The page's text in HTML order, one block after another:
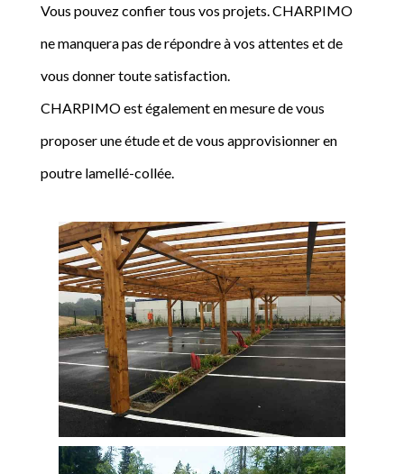
Vous pouvez confier tous vos projets. CHARPIMO
ne manquera pas de répondre à vos attentes et de
vous donner toute satisfaction.
CHARPIMO est également en mesure de vous
proposer une étude et de vous approvisionner en
poutre lamellé-collée.